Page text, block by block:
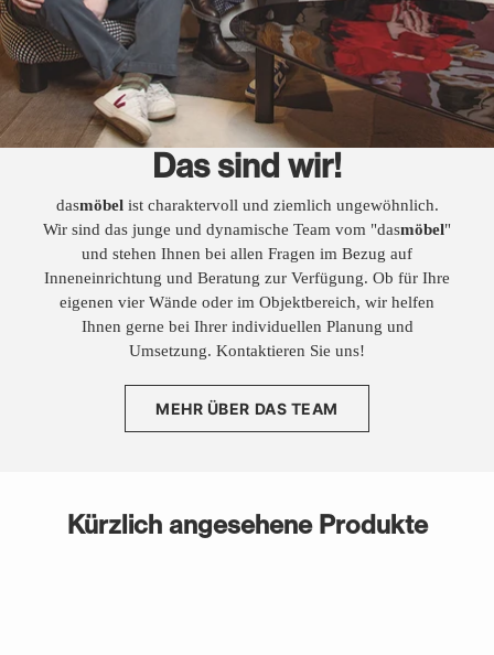
Das sind wir!
dasmöbelist charaktervoll und ziemlich ungewöhnlich.
Wir sind das junge und dynamische Team vom "dasmöbel"
und stehen Ihnen bei allen Fragen im Bezug auf
Inneneinrichtung und Beratung zur Verfügung. Ob für Ihre
eigenen vier Wände oder im Objektbereich, wir helfen
Ihnen gerne bei Ihrer individuellen Planung und
Umsetzung. Kontaktieren Sie uns!
MEHR ÜBER DAS TEAM
Kürzlich angesehene Produkte